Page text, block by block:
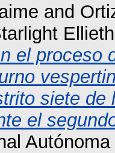
and
Ellieth
el proceso
siete
el